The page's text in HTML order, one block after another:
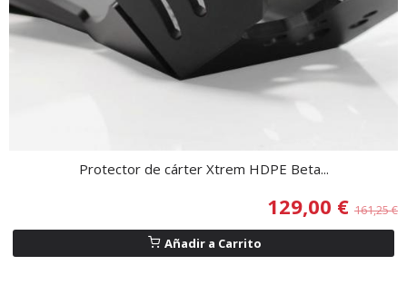
Protector de cárter Xtrem HDPE Beta...
129,00 € 161,25 €
Añadir a Carrito